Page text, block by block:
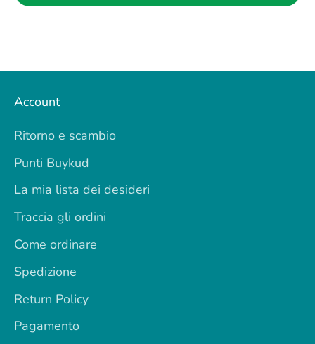
Account
Ritorno e scambio
Punti Buykud
La mia lista dei desideri
Traccia gli ordini
Come ordinare
Spedizione
Return Policy
Pagamento